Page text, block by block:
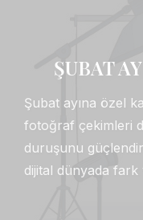
ŞUBAT
Şubat ayına özel
fotoğraf çekimleri
duruşunu
dijital dünyada fark